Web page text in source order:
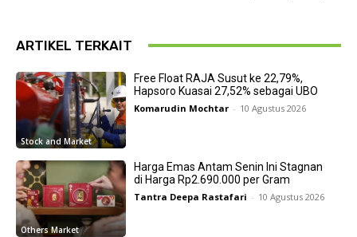
ARTIKEL TERKAIT
Stock and Market
Free Float RAJA Susut ke 22,79%,
Hapsoro Kuasai 27,52% sebagai UBO
Komarudin Mochtar - 10 Agustus 2026
Others Market
Harga Emas Antam Senin Ini Stagnan
di Harga Rp2.690.000 per Gram
Tantra Deepa Rastafari - 10 Agustus 2026